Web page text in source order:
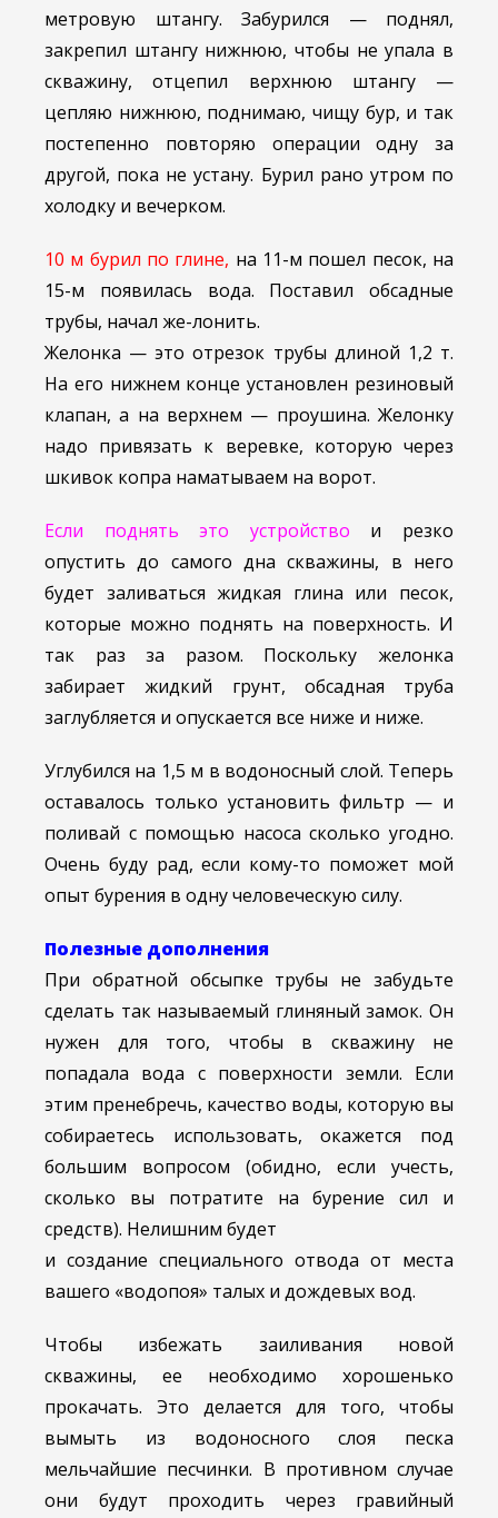
метровую штангу. Забурился — поднял,
закрепил штангу нижнюю, чтобы не упала в
скважину, отцепил верхнюю штангу —
цепляю нижнюю, поднимаю, чищу бур, и так
постепенно повторяю операции одну за
другой, пока не устану. Бурил рано утром по
холодку и вечерком.
10 м бурил по глине, на 11-м пошел песок, на
15-м появилась вода. Поставил обсадные
трубы, начал же-лонить.
Желонка — это отрезок трубы длиной 1,2 т.
На его нижнем конце установлен резиновый
клапан, а на верхнем — проушина. Желонку
надо привязать к веревке, которую через
шкивок копра наматываем на ворот.
Если поднять это устройство и резко
опустить до самого дна скважины, в него
будет заливаться жидкая глина или песок,
которые можно поднять на поверхность. И
так раз за разом. Поскольку желонка
забирает жидкий грунт, обсадная труба
заглубляется и опускается все ниже и ниже.
Углубился на 1,5 м в водоносный слой. Теперь
оставалось только установить фильтр — и
поливай с помощью насоса сколько угодно.
Очень буду рад, если кому-то поможет мой
опыт бурения в одну человеческую силу.
Полезные дополнения
При обратной обсыпке трубы не забудьте
сделать так называемый глиняный замок. Он
нужен для того, чтобы в скважину не
попадала вода с поверхности земли. Если
этим пренебречь, качество воды, которую вы
собираетесь использовать, окажется под
большим вопросом (обидно, если учесть,
сколько вы потратите на бурение сил и
средств). Нелишним будет
и создание специального отвода от места
вашего «водопоя» талых и дождевых вод.
Чтобы избежать заиливания новой
скважины, ее необходимо хорошенько
прокачать. Это делается для того, чтобы
вымыть из водоносного слоя песка
мельчайшие песчинки. В противном случае
они будут проходить через гравийный